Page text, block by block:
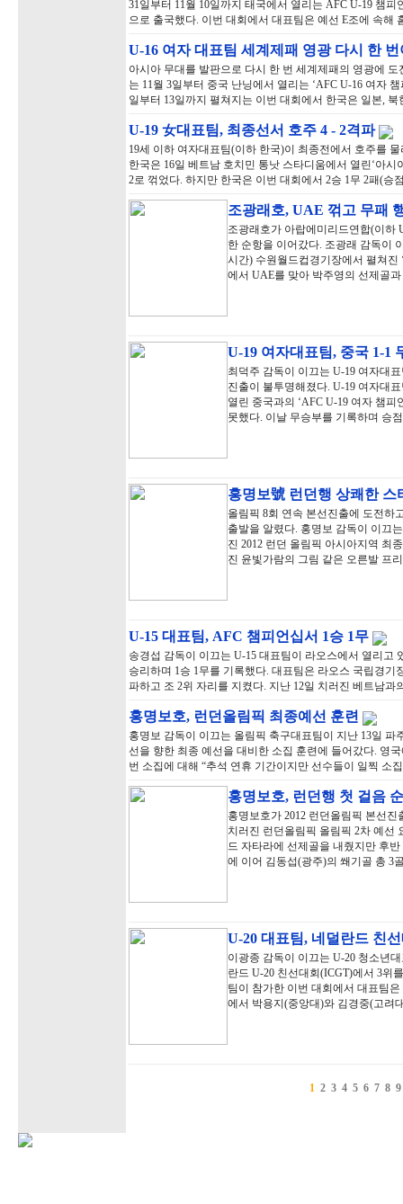
31일부터 11월 10일까지 태국에서 열리는 AFC U-19 챔
으로 출국했다. 이번 대회에서 대표팀은 예선 E조에 속해
U-16 여자 대표팀 세계제패 영광 다시 한
아시아 무대를 발판으로 다시 한 번 세계제패의 영광에
는 11월 3일부터 중국 난닝에서 열리는 ‘AFC U-16 여자
일부터 13일까지 펼쳐지는 이번 대회에서 한국은 일본,
U-19 女대표팀, 최종선서 호주 4 - 2격파
19세 이하 여자대표팀(이하 한국)이 최종전에서 호주를
한국은 16일 베트남 호치민 통낫 스타디움에서 열린‘아
2로 꺾었다. 하지만 한국은 이번 대회에서 2승 1무 2패(승
조광래호, UAE 꺾고 무패
조광래호가 아랍에미리드연합(이하
한 순항을 이어갔다. 조광래 감독이
시간) 수원월드컵경기장에서 펼쳐진
에서 UAE를 맞아 박주영의 선제골
U-19 여자대표팀, 중국 1-1
최덕주 감독이 이끄는 U-19 여자대
진출이 불투명해졌다. U-19 여자대
열린 중국과의 ‘AFC U-19 여자 챔
못했다. 이날 무승부를 기록하며 승
홍명보號 런던행 상쾌한 스
올림픽 8회 연속 본선진출에 도전하
출발을 알렸다. 홍명보 감독이 이끄
진 2012 런던 올림픽 아시아지역 최
진 윤빛가람의 그림 같은 오른발 프
U-15 대표팀, AFC 챔피언십서 1승 1무
송경섭 감독이 이끄는 U-15 대표팀이 라오스에서 열리고
승리하며 1승 1무를 기록했다. 대표팀은 라오스 국립경기
파하고 조 2위 자리를 지켰다. 지난 12일 치러진 베트남
홍명보호, 런던올림픽 최종예선 훈련
홍명보 감독이 이끄는 올림픽 축구대표팀이 지난 13일
선을 향한 최종 예선을 대비한 소집 훈련에 들어갔다. 영
번 소집에 대해 “추석 연휴 기간이지만 선수들이 일찍 소
홍명보호, 런던행 첫 걸음
홍명보호가 2012 런던올림픽 본선
치러진 런던올림픽 올림픽 2차 예선
드 자타라에 선제골을 내줬지만 후
에 이어 김동섭(광주)의 쐐기골 총 3
U-20 대표팀, 네덜란드 친
이광종 감독이 이끄는 U-20 청소년
란드 U-20 친선대회(ICGT)에서 3위
팀이 참가한 이번 대회에서 대표팀
에서 박용지(중앙대)와 김경중(고려
1 2 3 4 5 6 7 8 9